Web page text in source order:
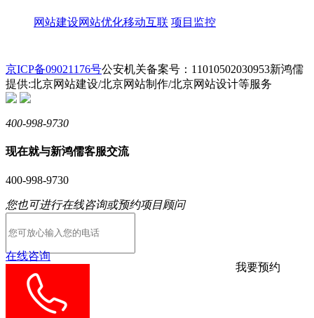
网站建设网站优化移动互联 项目监控
京ICP备09021176号公安机关备案号：11010502030953新鸿儒
提供:北京网站建设/北京网站制作/北京网站设计等服务
400-998-9730
现在就与新鸿儒客服交流
400-998-9730
您也可进行在线咨询或预约项目顾问
我要预约
在线咨询